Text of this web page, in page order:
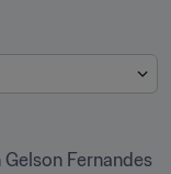
Fernandes